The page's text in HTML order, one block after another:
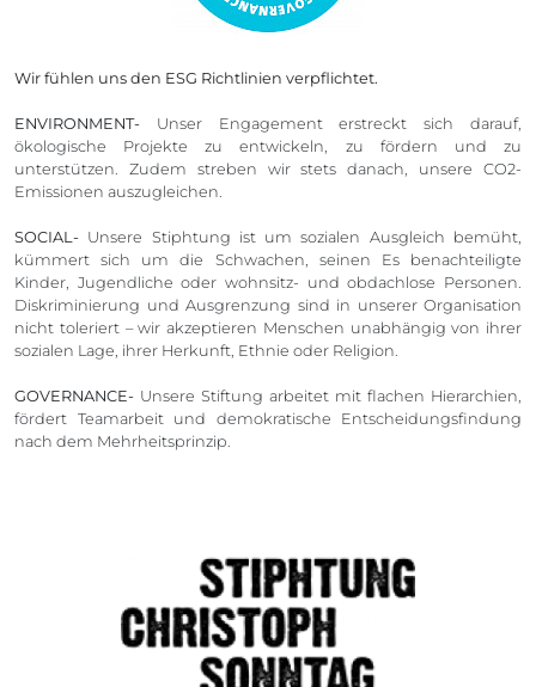
Wir fühlen uns den ESG Richtlinien verpflichtet.
ENVIRONMENT- Unser Engagement erstreckt sich darauf,
ökologische Projekte zu entwickeln, zu fördern und zu
unterstützen. Zudem streben wir stets danach, unsere CO2-
Emissionen auszugleichen.
SOCIAL- Unsere Stiphtung ist um sozialen Ausgleich bemüht,
kümmert sich um die Schwachen, seinen Es benachteiligte
Kinder, Jugendliche oder wohnsitz- und obdachlose Personen.
Diskriminierung und Ausgrenzung sind in unserer Organisation
nicht toleriert – wir akzeptieren Menschen unabhängig von ihrer
sozialen Lage, ihrer Herkunft, Ethnie oder Religion.
GOVERNANCE- Unsere Stiftung arbeitet mit flachen Hierarchien,
fördert Teamarbeit und demokratische Entscheidungsfindung
nach dem Mehrheitsprinzip.